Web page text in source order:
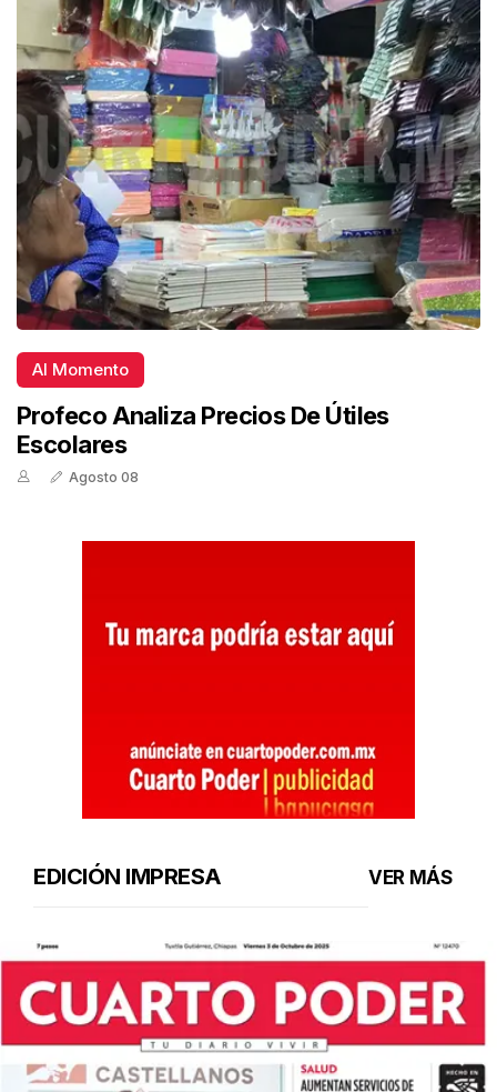
Al Momento
Profeco Analiza Precios De Útiles
Escolares
Agosto 08
EDICIÓN IMPRESA VER MÁS